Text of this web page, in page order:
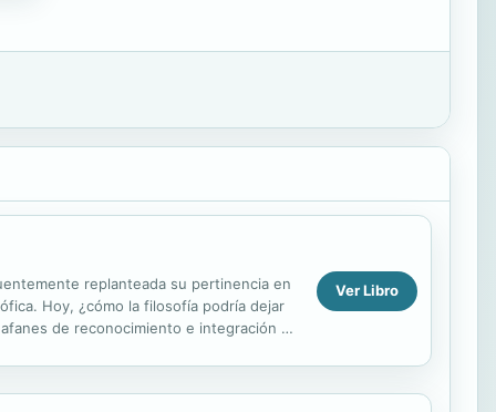
replanteada su pertinencia en
Hoy, ¿cómo la filosofía podría dejar
de reconocimiento e integración de
Ver Libro